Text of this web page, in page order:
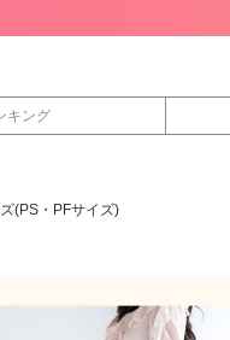
キング
(PS・PFサイズ)